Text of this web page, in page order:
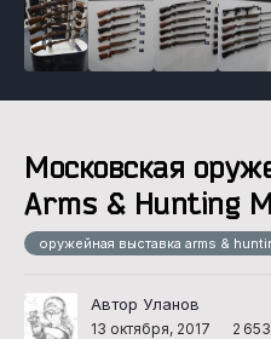
Московская
Arms & Hunting
оружейная выставка arms &
Автор Уланов
13 октября, 2017
2